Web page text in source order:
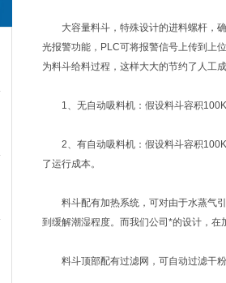
大容量料斗，特殊设计的进料螺杆，确
光报警功能，PLC可将报警信号上传到上
为料斗给料过程，这样大大的节约了人工
1、无自动吸料机：假设料斗容积
2、有自动吸料机：假设料斗容积
了运行成本。
料斗配有加热系统，可对由于水蒸气引
到缓解潮湿程度。而我们公司*的设计，在
料斗顶部配有过滤网，可自动过滤干粉